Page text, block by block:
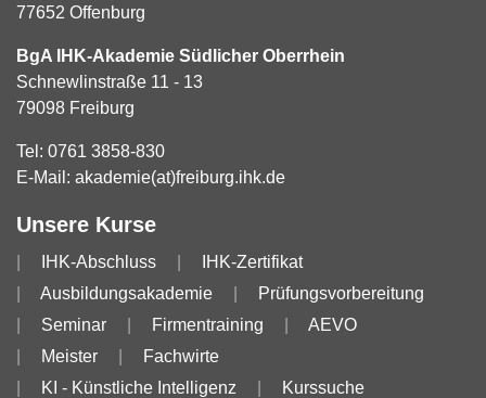
77652 Offenburg
BgA IHK-Akademie Südlicher Oberrhein
Schnewlinstraße 11 - 13
79098 Freiburg
Tel: 0761 3858-830
E-Mail: akademie(at)freiburg.ihk.de
Unsere Kurse
IHK-Abschluss
IHK-Zertifikat
Ausbildungsakademie
Prüfungsvorbereitung
Seminar
Firmentraining
AEVO
Meister
Fachwirte
KI - Künstliche Intelligenz
Kurssuche